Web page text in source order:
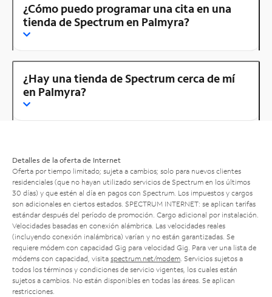
¿Cómo puedo programar una cita en una
tienda de Spectrum en Palmyra?
¿Hay una tienda de Spectrum cerca de mí
en Palmyra?
Detalles de la oferta de Internet
Oferta por tiempo limitado; sujeta a cambios; solo para nuevos clientes
residenciales (que no hayan utilizado servicios de Spectrum en los últimos
30 días) y que estén al día en pagos con Spectrum. Los impuestos y cargos
son adicionales en ciertos estados. SPECTRUM INTERNET: se aplican tarifas
estándar después del período de promoción. Cargo adicional por instalación.
Velocidades basadas en conexión alámbrica. Las velocidades reales
(incluyendo conexión inalámbrica) varían y no están garantizadas. Se
requiere módem con capacidad Gig para velocidad Gig. Para ver una lista de
módems con capacidad, visita spectrum.net/modem . Servicios sujetos a
todos los términos y condiciones de servicio vigentes, los cuales están
sujetos a cambios. No están disponibles en todas las áreas. Se aplican
restricciones.